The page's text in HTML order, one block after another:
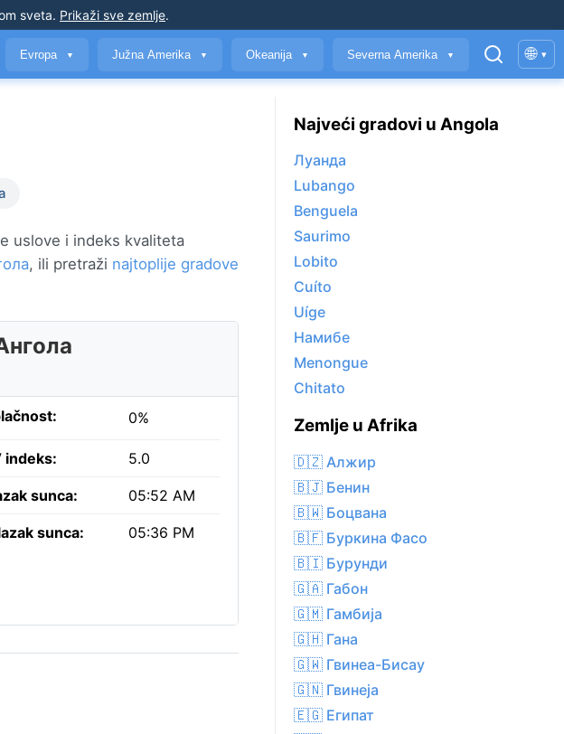
sveta. Prikaži sve zemlje.
Evropa ▼ Južna Amerika ▼ Okeanija ▼ Severna Amerika ▼ 🌐 ▾
uslove i indeks kvaliteta
, ili pretraži najtoplije gradove
0%
indeks: 5.0
sunca: 05:52 AM
sunca: 05:36 PM
Najveći gradovi u Angola
Луанда
Lubango
Benguela
Saurimo
Lobito
Cuíto
Uíge
Намибе
Menongue
Chitato
Zemlje u Afrika
🇩🇿 Алжир
🇧🇯 Бенин
🇧🇼 Боцвана
🇧🇫 Буркина Фасо
🇧🇮 Бурунди
🇬🇦 Габон
🇬🇲 Гамбија
🇬🇭 Гана
🇬🇼 Гвинеа-Бисау
🇬🇳 Гвинеја
🇪🇬 Египат